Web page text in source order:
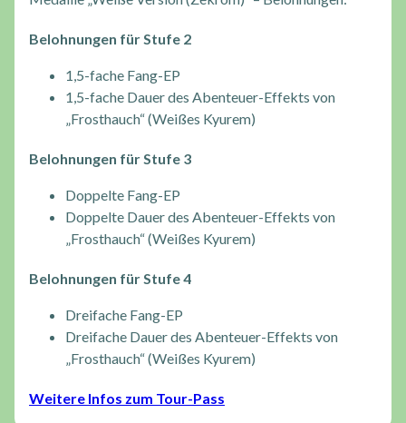
Belohnungen für Stufe 2
1,5-fache Fang-EP
1,5-fache Dauer des Abenteuer-Effekts von
„Frosthauch“ (Weißes Kyurem)
Belohnungen für Stufe 3
Doppelte Fang-EP
Doppelte Dauer des Abenteuer-Effekts von
„Frosthauch“ (Weißes Kyurem)
Belohnungen für Stufe 4
Dreifache Fang-EP
Dreifache Dauer des Abenteuer-Effekts von
„Frosthauch“ (Weißes Kyurem)
Weitere Infos zum Tour-Pass